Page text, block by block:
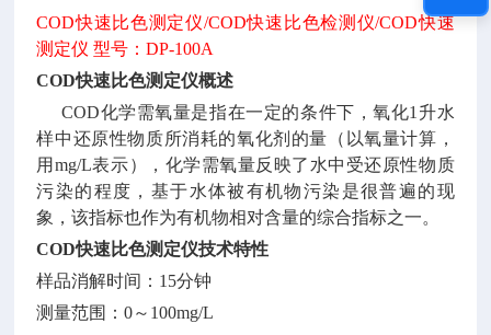
COD快速比色测定仪/COD快速比色检测仪/COD快速
测定仪 型号：DP-100A
COD快速比色测定仪概述
COD化学需氧量是指在一定的条件下，氧化1升水
样中还原性物质所消耗的氧化剂的量（以氧量计算，
用mg/L表示），化学需氧量反映了水中受还原性物质
污染的程度，基于水体被有机物污染是很普遍的现
象，该指标也作为有机物相对含量的综合指标之一。
COD快速比色测定仪技术特性
样品消解时间： 15分钟
测量范围：0～100mg/L